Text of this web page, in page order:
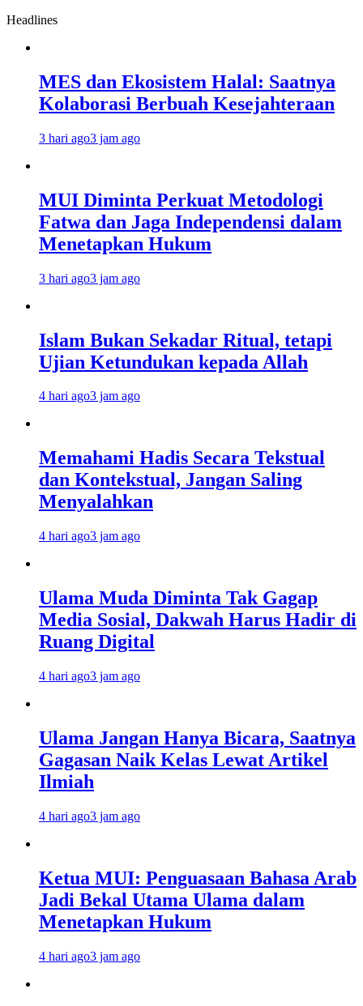
Headlines
MES dan Ekosistem Halal: Saatnya
Kolaborasi Berbuah Kesejahteraan
3 hari ago3 jam ago
MUI Diminta Perkuat Metodologi
Fatwa dan Jaga Independensi dalam
Menetapkan Hukum
3 hari ago3 jam ago
Islam Bukan Sekadar Ritual, tetapi
Ujian Ketundukan kepada Allah
4 hari ago3 jam ago
Memahami Hadis Secara Tekstual
dan Kontekstual, Jangan Saling
Menyalahkan
4 hari ago3 jam ago
Ulama Muda Diminta Tak Gagap
Media Sosial, Dakwah Harus Hadir di
Ruang Digital
4 hari ago3 jam ago
Ulama Jangan Hanya Bicara, Saatnya
Gagasan Naik Kelas Lewat Artikel
Ilmiah
4 hari ago3 jam ago
Ketua MUI: Penguasaan Bahasa Arab
Jadi Bekal Utama Ulama dalam
Menetapkan Hukum
4 hari ago3 jam ago